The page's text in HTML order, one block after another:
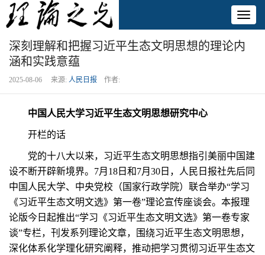
深刻理解和把握习近平生态文明思想的理论内
涵和实践意蕴
2025-08-06 来源: 人民日报 作者:
中国人民大学习近平生态文明思想研究中心
开栏的话
党的十八大以来，习近平生态文明思想指引美丽中国建
设不断开辟新境界。7月18日和7月30日，人民日报社先后同
中国人民大学、中央党校（国家行政学院）联合举办“学习
《习近平生态文明文选》第一卷”理论宣传座谈会。本报理
论版今日起推出“学习《习近平生态文明文选》第一卷专家
谈”专栏，刊发系列理论文章，围绕习近平生态文明思想，
深化体系化学理化研究阐释，推动把学习贯彻习近平生态文